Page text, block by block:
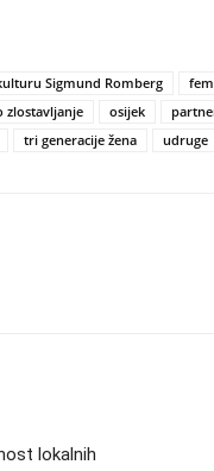
Sigmund Romberg
zlostavljanje osijek
tri generacije žena udruge
lokalnih